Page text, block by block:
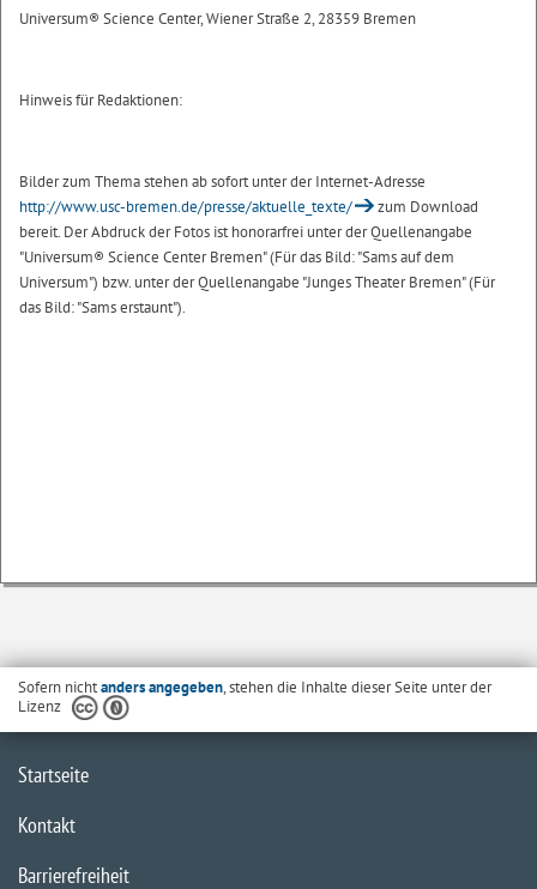
Universum® Science Center, Wiener Straße 2, 28359 Bremen
Hinweis für Redaktionen:
Bilder zum Thema stehen ab sofort unter der Internet-Adresse
http://www.usc-bremen.de/presse/aktuelle_texte/
zum Download
bereit. Der Abdruck der Fotos ist honorarfrei unter der Quellenangabe
"Universum® Science Center Bremen" (Für das Bild: "Sams auf dem
Universum") bzw. unter der Quellenangabe "Junges Theater Bremen" (Für
das Bild: "Sams erstaunt").
Sofern nichtanders angegeben, stehen die Inhalte dieser Seite unter der
Lizenz
Startseite
Kontakt
Barrierefreiheit